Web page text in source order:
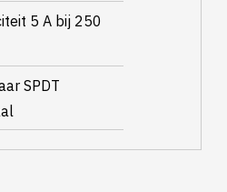
5 A bij 250
SPDT